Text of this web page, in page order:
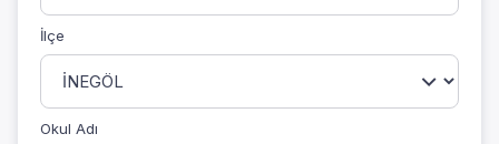
İlçe
Okul Adı